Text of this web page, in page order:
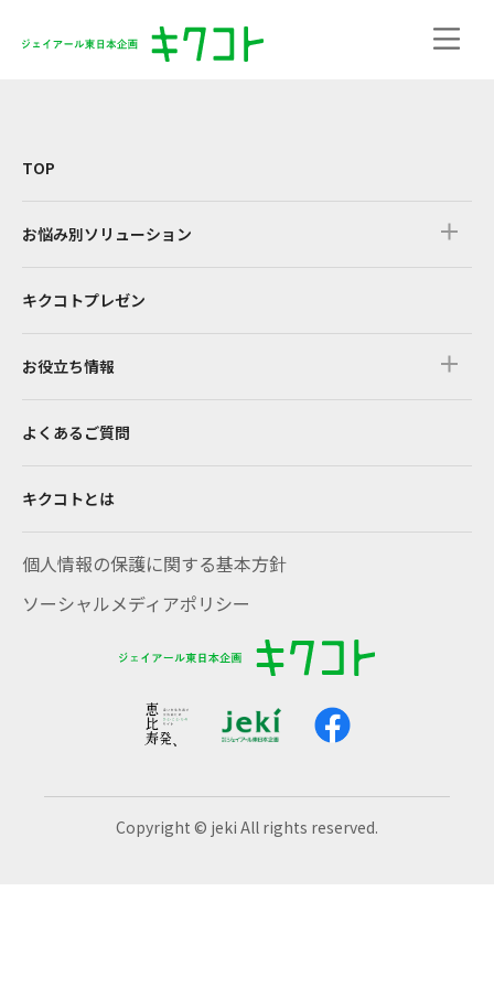
TOP
お悩み別ソリューション
キクコトプレゼン
お役立ち情報
よくあるご質問
キクコトとは
個人情報の保護に関する基本方針
ソーシャルメディアポリシー
Copyright © jeki All rights reserved.